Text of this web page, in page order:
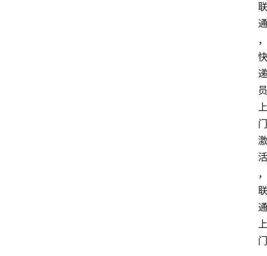
联
通
，
快
递
员
上
门
激
活
，
联
通
上
门